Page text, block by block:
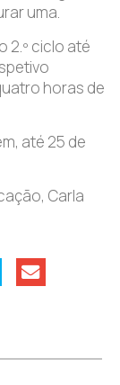
uma.
2.º ciclo até
horas de
até 25 de
Carla